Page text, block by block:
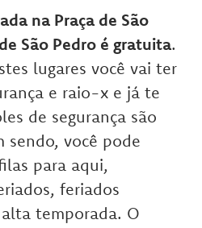
na Praça de São
São Pedro é gratuita.
lugares você vai ter
e raio-x e já te
de segurança são
sendo, você pode
para aqui,
feriados
temporada. O